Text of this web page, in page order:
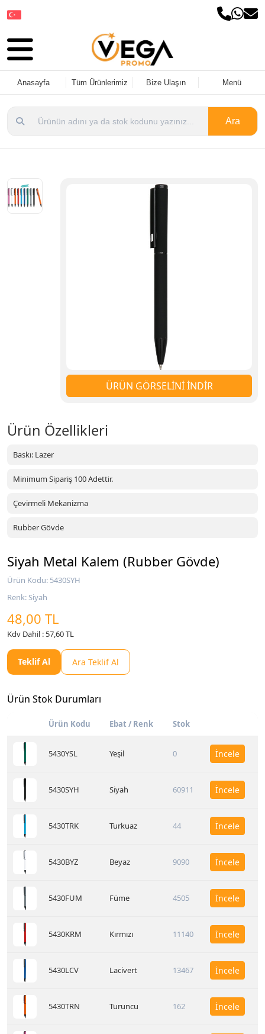
Anasayfa Tüm Ürünlerimiz Bize Ulaşın Menü
Ara
ÜRÜN GÖRSELİNİ İNDİR
Ürün Özellikleri
Baskı: Lazer
Minimum Sipariş 100 Adettir.
Çevirmeli Mekanizma
Rubber Gövde
Siyah Metal Kalem (Rubber Gövde)
Ürün Kodu: 5430SYH
Renk: Siyah
48,00 TL
Kdv Dahil : 57,60 TL
Teklif Al Ara Teklif Al
Ürün Stok Durumları
Ürün Kodu Ebat / Renk Stok
5430YSL Yeşil 0 İncele
5430SYH Siyah 60911 İncele
5430TRK Turkuaz 44 İncele
5430BYZ Beyaz 9090 İncele
5430FUM Füme 4505 İncele
5430KRM Kırmızı 11140 İncele
5430LCV Lacivert 13467 İncele
5430TRN Turuncu 162 İncele